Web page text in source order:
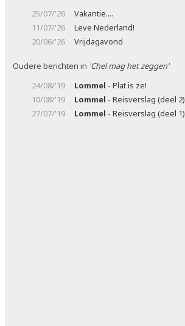
25/07/'26
Vakantie....
11/07/'26
Leve Nederland!
20/06/'26
Vrijdagavond
Oudere berichten in 'Chel mag het zeggen'
24/08/'19
Lommel - Plat is ze!
10/08/'19
Lommel - Reisverslag (deel 2)
27/07/'19
Lommel - Reisverslag (deel 1)